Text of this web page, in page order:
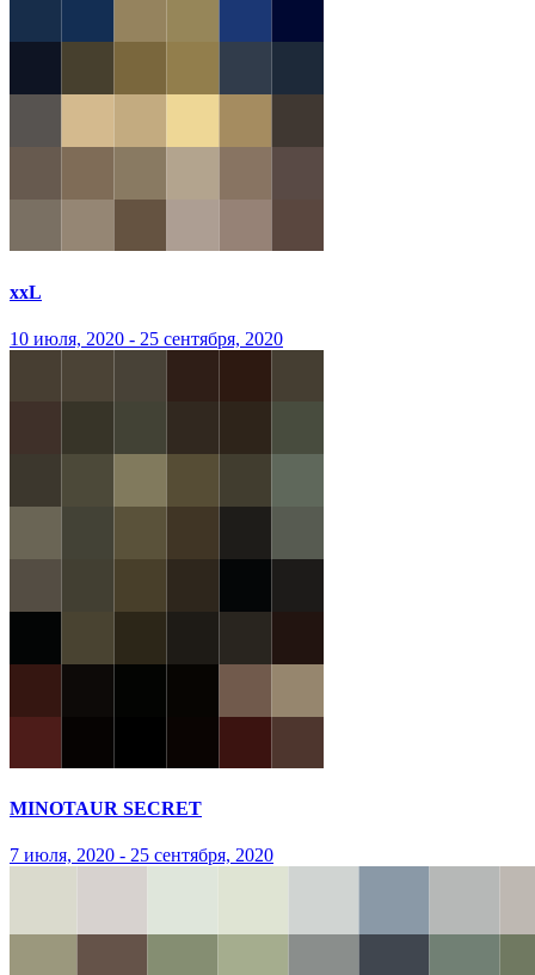
xxL
10 июля, 2020 - 25 сентября, 2020
MINOTAUR SECRET
7 июля, 2020 - 25 сентября, 2020